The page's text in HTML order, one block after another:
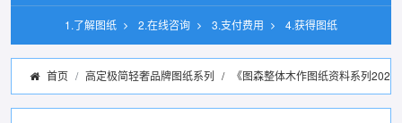
1.了解图纸 2.在线咨询 3.支付费用 4.获得图纸
首页 高定极简轻奢品牌图纸系列 / 《图森整体木作图纸资料系列2022